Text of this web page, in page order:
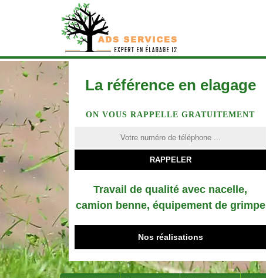
La référence en elagage
ON VOUS RAPPELLE GRATUITEMENT
Travail de qualité avec nacelle,
camion benne, équipement de grimpe
Nos réalisations